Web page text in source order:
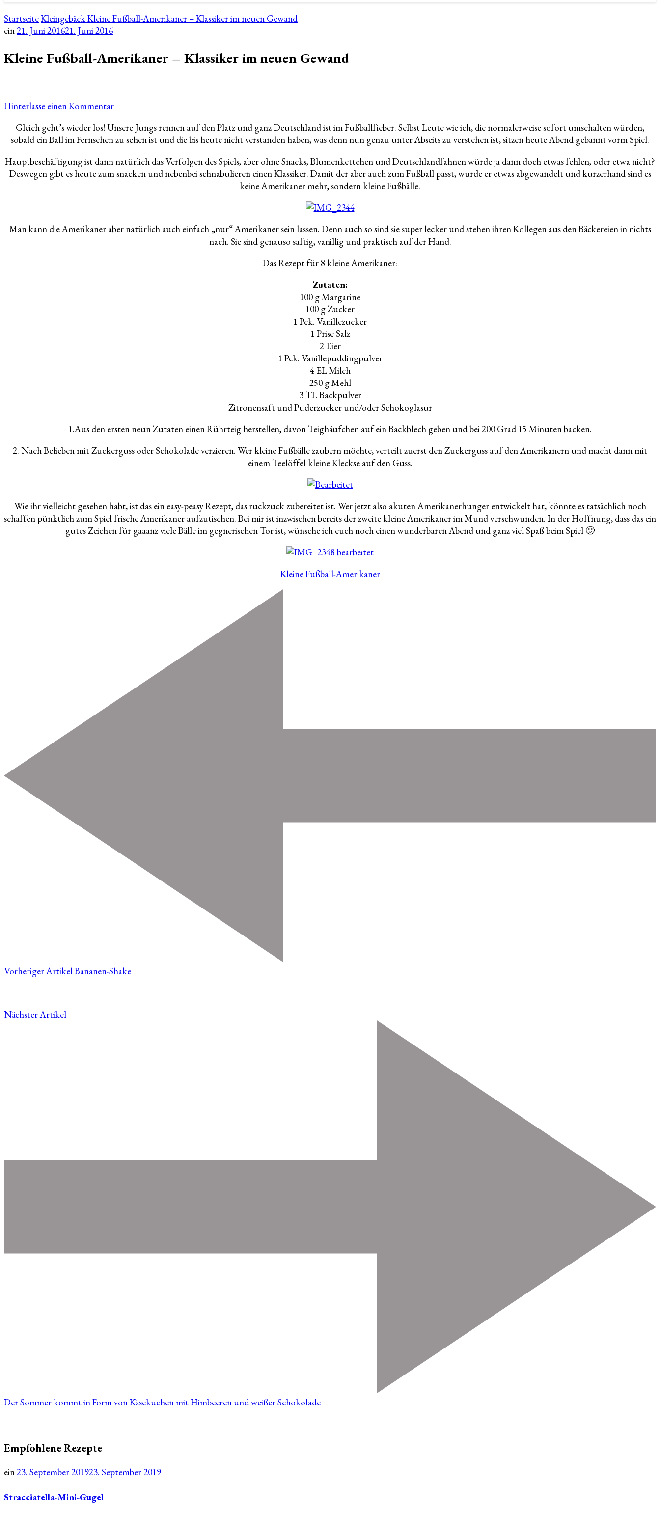
StartseiteKleingebäckKleine Fußball-Amerikaner – Klassiker im neuen Gewand
ein21. Juni 201621. Juni 2016
Kleine Fußball-Amerikaner – Klassiker im neuen Gewand
Hinterlasse einen Kommentarzu
Fußball-
Amerikaner
Klassiker
im
Gleich geht’s wieder los! Unsere Jungs rennen auf den Platz und ganz Deutschland ist im Fußballfieber. Selbst Leute wie ich, die normalerweise sofort umschalten würden,
sobald ein Ball im Fernsehen zu sehen ist und die bis heute nicht verstanden haben, was denn nun genau unter Abseits zu verstehen ist, sitzen heute Abend gebannt vorm Spiel.
Hauptbeschäftigung ist dann natürlich das Verfolgen des Spiels, aber ohne Snacks, Blumenkettchen und Deutschlandfahnen würde ja dann doch etwas fehlen, oder etwa nicht?
Deswegen gibt es heute zum snacken und nebenbei schnabulieren einen Klassiker. Damit der aber auch zum Fußball passt, wurde er etwas abgewandelt und kurzerhand sind es
keine Amerikaner mehr, sondern kleine Fußbälle.
Man kann die Amerikaner aber natürlich auch einfach „nur“ Amerikaner sein lassen. Denn auch so sind sie super lecker und stehen ihren Kollegen aus den Bäckereien in nichts
nach. Sie sind genauso saftig, vanillig und praktisch auf der Hand.
Das Rezept für 8 kleine Amerikaner:
Zutaten:
100 g Margarine
100 g Zucker
1 Pck. Vanillezucker
1 Prise Salz
2 Eier
1 Pck. Vanillepuddingpulver
4 EL Milch
250 g Mehl
3 TL Backpulver
Zitronensaft und Puderzucker und/oder Schokoglasur
1.Aus den ersten neun Zutaten einen Rührteig herstellen, davon Teighäufchen auf ein Backblech geben und bei 200 Grad 15 Minuten backen.
2. Nach Belieben mit Zuckerguss oder Schokolade verzieren. Wer kleine Fußbälle zaubern möchte, verteilt zuerst den Zuckerguss auf den Amerikanern und macht dann mit
einem Teelöffel kleine Kleckse auf den Guss.
Wie ihr vielleicht gesehen habt, ist das ein easy-peasy Rezept, das ruckzuck zubereitet ist. Wer jetzt also akuten Amerikanerhunger entwickelt hat, könnte es tatsächlich noch
schaffen pünktlich zum Spiel frische Amerikaner aufzutischen. Bei mir ist inzwischen bereits der zweite kleine Amerikaner im Mund verschwunden. In der Hoffnung, dass das ein
gutes Zeichen für gaaanz viele Bälle im gegnerischen Tor ist, wünsche ich euch noch einen wunderbaren Abend und ganz viel Spaß beim Spiel 🙂
Kleine Fußball-Amerikaner
Vorheriger ArtikelBananen-Shake
Nächster Artikel
Der Sommer kommt in Form von Käsekuchen mit Himbeeren und weißer Schokolade
Empfohlene Rezepte
ein23. September 201923. September 2019
Stracciatella-Mini-Gugel